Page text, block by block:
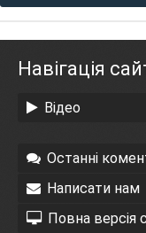
Навігація
Відео
Останні
Написати нам
Повна версія